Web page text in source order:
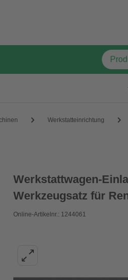
Werkstatteinrichtung
Werkstattwagen-
Werkzeugsatz für
Online-Artikelnr.: 1244061